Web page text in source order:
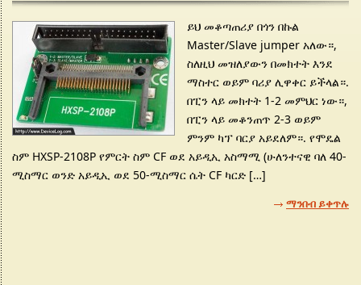
ይህ መቆጣጠሪያ በጎን በኩል
Master/Slave jumper አለው።,
ስለዚህ መዝለያውን በመክተት እንደ
ማስተር ወይም ባሪያ ሊዋቀር ይችላል።.
በፒን ላይ መክተት 1-2 መምህር ነው።,
በፒን ላይ መቆንጠጥ 2-3 ወይም
ምንም ካፕ ባርያ አይደለም።. የሞዴል
ስም HXSP-2108P የምርት ስም CF ወደ አይዲኢ አስማሚ (ሁለንተናዊ ባለ 40-
ሚስማር ወንድ አይዲኢ ወደ 50-ሚስማር ሴት CF ካርድ […]
ማንበብ ይቀጥሉ